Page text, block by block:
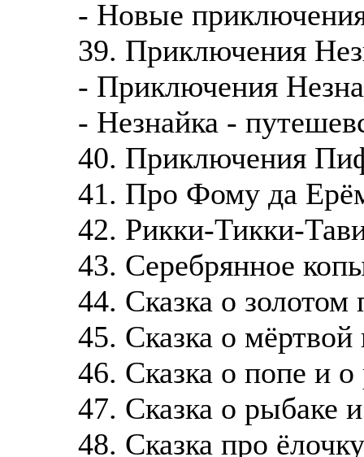
- Новые
39. Приключения
- Приключения
- Незнайка -
40. Приключения
41. Про Фому да
42. Рикки-Тикки-
43. Серебрянное
44. Сказка о золотом
45. Сказка о
46. Сказка о попе и о
47. Сказка о рыбаке
48. Сказка про ёлочку